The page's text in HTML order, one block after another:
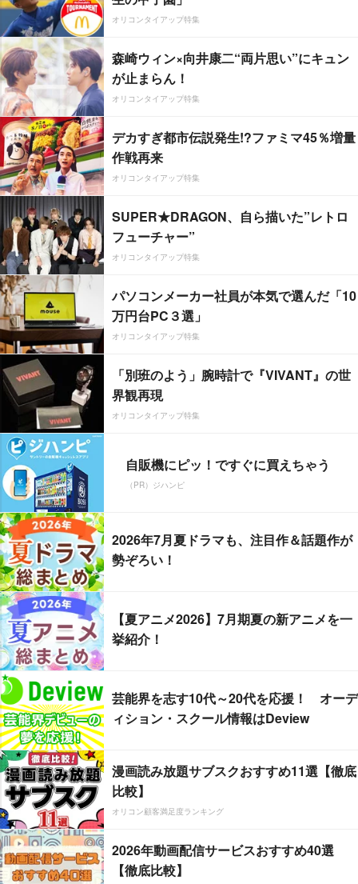
オリコンタイアップ特集
森崎ウィン×向井康二“両片思い”にキュン
が止まらん！
オリコンタイアップ特集
デカすぎ都市伝説発生!?ファミマ45％増量
作戦再来
オリコンタイアップ特集
SUPER★DRAGON、自ら描いた”レトロ
フューチャー”
オリコンタイアップ特集
パソコンメーカー社員が本気で選んだ「10
万円台PC３選」
オリコンタイアップ特集
「別班のよう」腕時計で『VIVANT』の世
界観再現
オリコンタイアップ特集
自販機にピッ！ですぐに買えちゃう
（PR）ジハンピ
2026年7月夏ドラマも、注目作＆話題作が
勢ぞろい！
【夏アニメ2026】7月期夏の新アニメを一
挙紹介！
芸能界を志す10代～20代を応援！ オーデ
ィション・スクール情報はDeview
漫画読み放題サブスクおすすめ11選【徹底
比較】
オリコン顧客満足度ランキング
2026年動画配信サービスおすすめ40選
【徹底比較】